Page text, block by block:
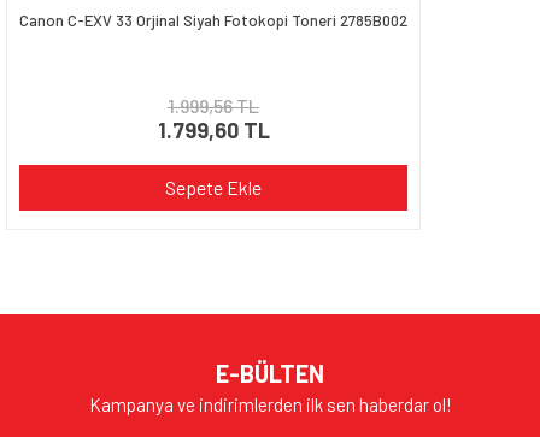
Canon C-EXV 33 Orjinal Siyah Fotokopi Toneri 2785B002
1.999,56 TL
1.799,60 TL
Sepete Ekle
E-BÜLTEN
Kampanya ve indirimlerden ilk sen haberdar ol!